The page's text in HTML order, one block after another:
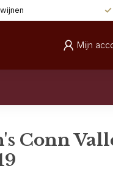
wijnen
Mijn
Conn